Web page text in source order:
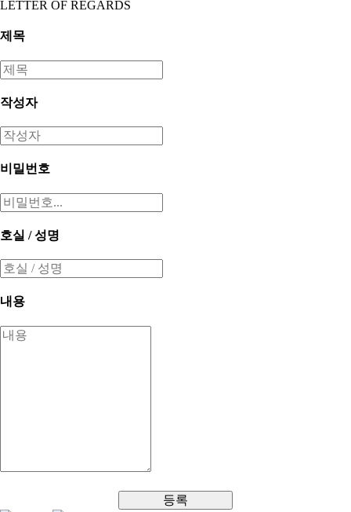
LETTER OF REGARDS
제목
작성자
비밀번호
호실 / 성명
내용
등록